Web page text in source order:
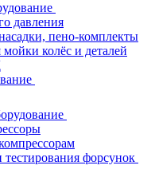
давления
пено-комплекты
колёс и деталей
форсунок